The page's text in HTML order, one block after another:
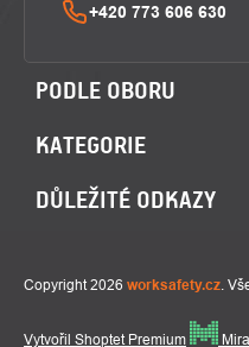
+420 773 606 630
PODLE OBORU
KATEGORIE
DŮLEŽITÉ ODKAZY
Vytvořil Shoptet Premium
Copyright 2026 worksafety.cz.